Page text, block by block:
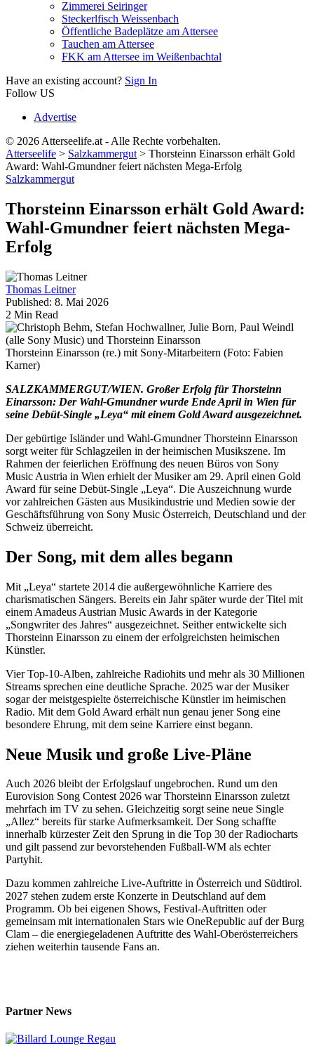
Zimmerei Seiringer
Steckerlfisch Weissenbach
Öffentliche Badeplätze am Attersee
Tauchen am Attersee
FKK am Attersee im Weißenbachtal
Have an existing account? Sign In
Follow US
Advertise
© 2026 Atterseelife.at - Alle Rechte vorbehalten.
Atterseelife > Salzkammergut > Thorsteinn Einarsson erhält Gold
Award: Wahl-Gmundner feiert nächsten Mega-Erfolg
Salzkammergut
Thorsteinn Einarsson erhält Gold Award:
Wahl-Gmundner feiert nächsten Mega-
Erfolg
Thomas Leitner
Published: 8. Mai 2026
2 Min Read
Thorsteinn Einarsson (re.) mit Sony-Mitarbeitern (Foto: Fabien
Karner)
SALZKAMMERGUT/WIEN. Großer Erfolg für Thorsteinn
Einarsson: Der Wahl-Gmundner wurde Ende April in Wien für
seine Debüt-Single „Leya“ mit einem Gold Award ausgezeichnet.
Der gebürtige Isländer und Wahl-Gmundner Thorsteinn Einarsson
sorgt weiter für Schlagzeilen in der heimischen Musikszene. Im
Rahmen der feierlichen Eröffnung des neuen Büros von Sony
Music Austria in Wien erhielt der Musiker am 29. April einen Gold
Award für seine Debüt-Single „Leya“. Die Auszeichnung wurde
vor zahlreichen Gästen aus Musikindustrie und Medien sowie der
Geschäftsführung von Sony Music Österreich, Deutschland und der
Schweiz überreicht.
Der Song, mit dem alles begann
Mit „Leya“ startete 2014 die außergewöhnliche Karriere des
charismatischen Sängers. Bereits ein Jahr später wurde der Titel mit
einem Amadeus Austrian Music Awards in der Kategorie
„Songwriter des Jahres“ ausgezeichnet. Seither entwickelte sich
Thorsteinn Einarsson zu einem der erfolgreichsten heimischen
Künstler.
Vier Top-10-Alben, zahlreiche Radiohits und mehr als 30 Millionen
Streams sprechen eine deutliche Sprache. 2025 war der Musiker
sogar der meistgespielte österreichische Künstler im heimischen
Radio. Mit dem Gold Award erhält nun genau jener Song eine
besondere Ehrung, mit dem seine Karriere einst begann.
Neue Musik und große Live-Pläne
Auch 2026 bleibt der Erfolgslauf ungebrochen. Rund um den
Eurovision Song Contest 2026 war Thorsteinn Einarsson zuletzt
mehrfach im TV zu sehen. Gleichzeitig sorgt seine neue Single
„Allez“ bereits für starke Aufmerksamkeit. Der Song schaffte
innerhalb kürzester Zeit den Sprung in die Top 30 der Radiocharts
und gilt passend zur bevorstehenden Fußball-WM als echter
Partyhit.
Dazu kommen zahlreiche Live-Auftritte in Österreich und Südtirol.
2027 stehen zudem erste Konzerte in Deutschland auf dem
Programm. Ob bei eigenen Shows, Festival-Auftritten oder
gemeinsam mit internationalen Stars wie OneRepublic auf der Burg
Clam – die energiegeladenen Auftritte des Wahl-Oberösterreichers
ziehen weiterhin tausende Fans an.
Partner News